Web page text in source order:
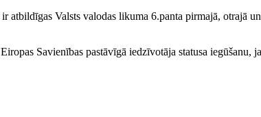
atbildīgas Valsts valodas likuma 6.panta pirmajā, otrajā
Savienības pastāvīgā iedzīvotāja statusa iegūšanu,